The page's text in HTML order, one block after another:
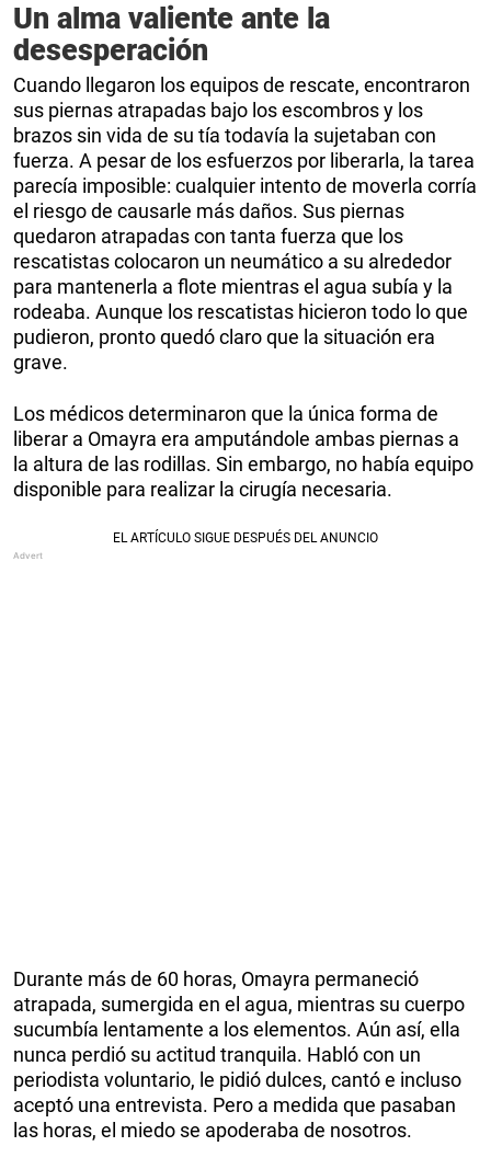
Un alma valiente ante la
desesperación
Cuando llegaron los equipos de rescate, encontraron
sus piernas atrapadas bajo los escombros y los
brazos sin vida de su tía todavía la sujetaban con
fuerza. A pesar de los esfuerzos por liberarla, la tarea
parecía imposible: cualquier intento de moverla corría
el riesgo de causarle más daños. Sus piernas
quedaron atrapadas con tanta fuerza que los
rescatistas colocaron un neumático a su alrededor
para mantenerla a flote mientras el agua subía y la
rodeaba. Aunque los rescatistas hicieron todo lo que
pudieron, pronto quedó claro que la situación era
grave.
Los médicos determinaron que la única forma de
liberar a Omayra era amputándole ambas piernas a
la altura de las rodillas. Sin embargo, no había equipo
disponible para realizar la cirugía necesaria.
Durante más de 60 horas, Omayra permaneció
atrapada, sumergida en el agua, mientras su cuerpo
sucumbía lentamente a los elementos. Aún así, ella
nunca perdió su actitud tranquila. Habló con un
periodista voluntario, le pidió dulces, cantó e incluso
aceptó una entrevista. Pero a medida que pasaban
las horas, el miedo se apoderaba de nosotros.